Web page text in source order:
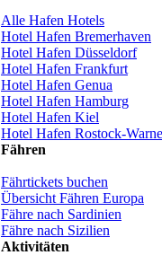
Alle Hafen Hotels
Hotel Hafen Bremerhaven
Hotel Hafen Düsseldorf
Hotel Hafen Frankfurt
Hotel Hafen Genua
Hotel Hafen Hamburg
Hotel Hafen Kiel
Hotel Hafen Rostock-
Fähren
Fährtickets buchen
Übersicht Fähren Europa
Fähre nach Sardinien
Fähre nach Sizilien
Aktivitäten